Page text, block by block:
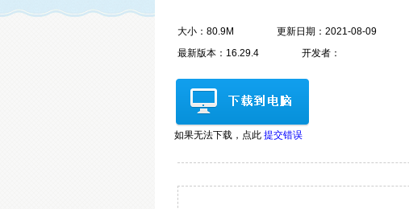
大小：80.9M 更新日期：2021-08-09
最新版本：16.29.4
开发者：
如果无法下载， 点此 提交错误